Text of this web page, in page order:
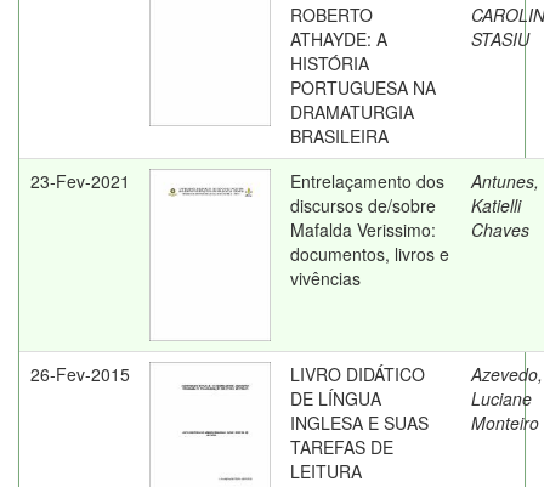
ROBERTO
ATHAYDE: A
HISTÓRIA
PORTUGUESA NA
DRAMATURGIA
BRASILEIRA
STASIU
23-Fev-2021
Entrelaçamento dos
discursos de/sobre
Mafalda Verissimo:
documentos, livros e
vivências
Antunes,
Katielli
Chaves
26-Fev-2015
LIVRO DIDÁTICO
DE LÍNGUA
INGLESA E SUAS
TAREFAS DE
LEITURA
Azevedo,
Luciane
Monteiro